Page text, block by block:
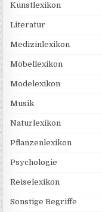
Kunstlexikon
Literatur
Medizinlexikon
Möbellexikon
Modelexikon
Musik
Naturlexikon
Pflanzenlexikon
Psychologie
Reiselexikon
Sonstige Begriffe